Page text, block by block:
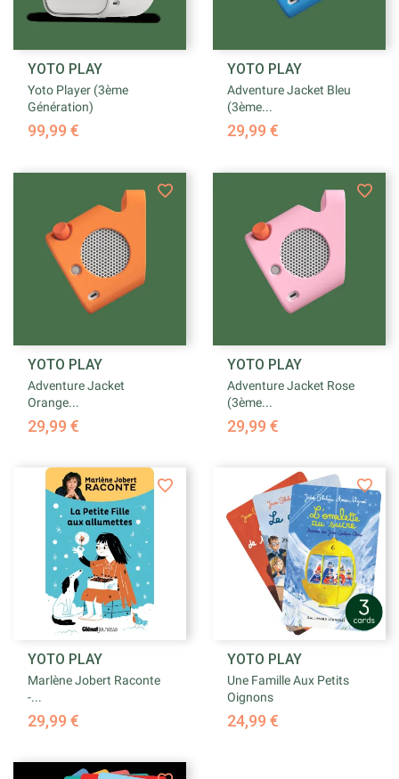
YOTO PLAY
Yoto Player (3ème
Génération)
99,99 €
YOTO PLAY
Adventure Jacket Bleu
(3ème...
29,99 €
YOTO PLAY
Adventure Jacket
Orange...
29,99 €
YOTO PLAY
Adventure Jacket Rose
(3ème...
29,99 €
YOTO PLAY
Marlène Jobert Raconte
-...
29,99 €
YOTO PLAY
Une Famille Aux Petits
Oignons
24,99 €